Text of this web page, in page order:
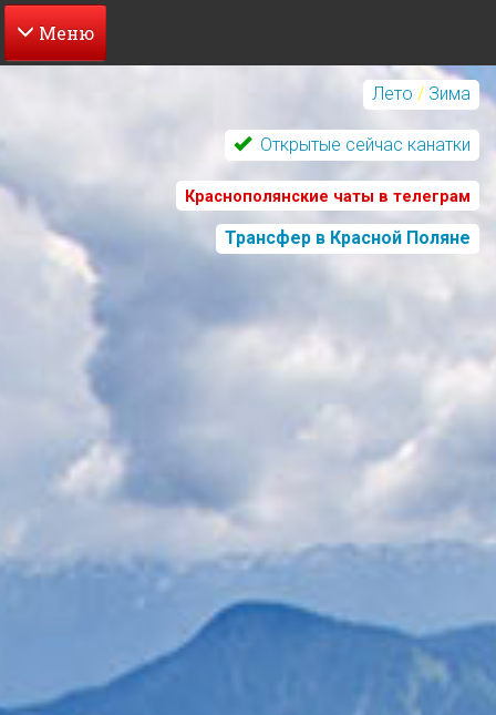
Перейти
содержанию
Лето / Зима
Открытые сейчас канатки
Краснополянские чаты в телеграм
Трансфер в Красной Поляне